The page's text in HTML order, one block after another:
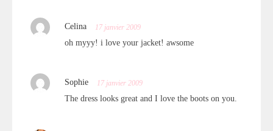
Celina 17 janvier 2009
oh myyy! i love your jacket! awsome
Sophie 17 janvier 2009
The dress looks great and I love the boots on you.